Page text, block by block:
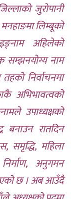
जुरोपानी
लिम्बूको
अहिलेको
सम्झनयोग्य नाम
निर्वाचनमा
अभिभावत्वको
उपाध्यक्षको
बनाउन रातदिन
समृद्धि, महिला
अनुगमन
छ । अब आउँदै